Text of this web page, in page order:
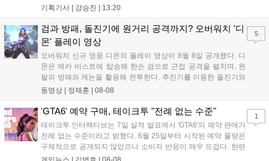
규 참전작과 크로스오버 합체기를 선보이며 작품을 완결 짓는다.
하는 몰입감 있는 서사와 조합을 구현하며 시리즈의 미래를 향한
새로운 가능성을 제시했다....
기획기사 | 강승진 13:20
검과 방패, 돌진기에 원거리 공격까지? 오버워치 '디
몬' 플레이 영상
오버워치 신규 영웅 디몬의 플레이 영상이 8월 8일 공개됐다. 디
몬은 메카 비스트에 탑승해 한손 검으로 근접 공격을 펼치며, 왼
팔의 방패와 캐논을 활용해 전투한다. 추진기를 이용한 돌진기와
참격 형태의 궁극기를 보유했고, 메카 파괴 시 맨몸으로 기관총을
산의 영웅들 업데이트를 통해 정식 출시될 예정이다....
동영상 | 정재훈 08-08
5
'GTA6' 예약 구매, 테이크투 "전례 없는 수준"
테이크투 인터랙티브는 7일 실적 발표에서 'GTA6'의 예약 판매가
전례 없는 수준이라고 밝혔다. 6월 25일부터 시작된 예약 물량은
구체적으로 공개되지 않았으나 소비자 반응이 매우 뜨겁다. 한편
11월 19일 PS5와 Xbox 시리즈 X|S로 정식 출시될 예정이며, 록
1